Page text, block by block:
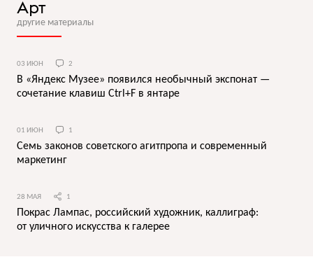
Арт
другие материалы
03 ИЮН 2
В «Яндекс Музее» появился необычный экспонат —
сочетание клавиш Ctrl+F в янтаре
01 ИЮН 1
Семь законов советского агитпропа и современный
маркетинг
28 МАЯ 1
Покрас Лампас, российский художник, каллиграф:
от уличного искусства к галерее